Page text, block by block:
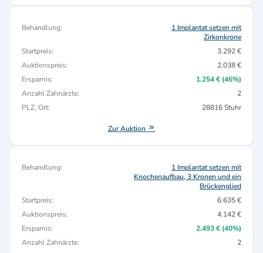
Behandlung:
1 Implantat setzen mit
Zirkonkrone
Startpreis:
3.292 €
Auktionspreis:
2.038 €
Ersparnis:
1.254 € (46%)
Anzahl Zahnärzte:
2
PLZ, Ort:
28816 Stuhr
Zur Auktion
Behandlung:
1 Implantat setzen mit
Knochenaufbau, 3 Kronen und ein
Brückenglied
Startpreis:
6.635 €
Auktionspreis:
4.142 €
Ersparnis:
2.493 € (40%)
Anzahl Zahnärzte:
2